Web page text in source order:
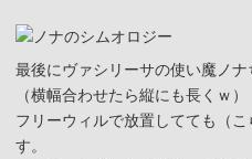
最後にヴァシリーサの使い魔ノ
（横幅合わせたら縦にも長くｗ）
フリーウィルで放置してても（
す。